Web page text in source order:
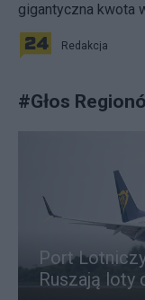
gigantyczna kwota
Redakcja
#Głos
Port
Ruszają loty